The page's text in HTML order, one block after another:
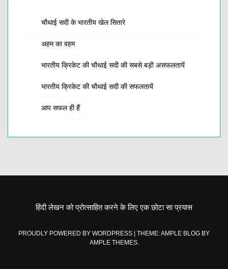
चौथाई सदी के भारतीय खेल सितारे
अहम का वहम
भारतीय क्रिकेट की चौथाई सदी की सबसे बड़ी असफलतायें
भारतीय क्रिकेट की चौथाई सदी की सफलतायें
आप सफल ही हैं
हिंदी लेखन को प्रोत्साहित करने के लिए एक छोटा सा प्रयास
PROUDLY POWERED BY WORDPRESS
THEME: AMPLE BLOG BY
AMPLE THEMES.